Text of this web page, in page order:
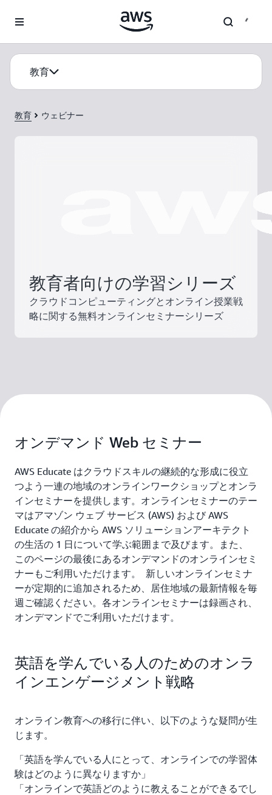
教育
教育 ウェビナー
教育者向けの学習シリーズ
クラウドコンピューティングとオンライン授業戦
略に関する無料オンラインセミナーシリーズ
オンデマンド Web セミナー
AWS Educate はクラウドスキルの継続的な形成に役立
つよう一連の地域のオンラインワークショップとオンラ
インセミナーを提供します。オンラインセミナーのテー
マはアマゾン ウェブ サービス (AWS) および AWS
Educate の紹介から AWS ソリューションアーキテクト
の生活の 1 日について学ぶ範囲まで及びます。また、
このページの最後にあるオンデマンドのオンラインセミ
ナーもご利用いただけます。 新しいオンラインセミナ
ーが定期的に追加されるため、居住地域の最新情報を毎
週ご確認ください。各オンラインセミナーは録画され、
オンデマンドでご利用いただけます。
英語を学んでいる人のためのオンラ
インエンゲージメント戦略
オンライン教育への移行に伴い、以下のような疑問が生
じます。
「英語を学んでいる人にとって、オンラインでの学習体
験はどのように異なりますか」
「オンラインで英語どのように教えることができるでし